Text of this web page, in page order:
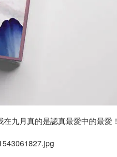
九月真的是認真最愛中的最愛！